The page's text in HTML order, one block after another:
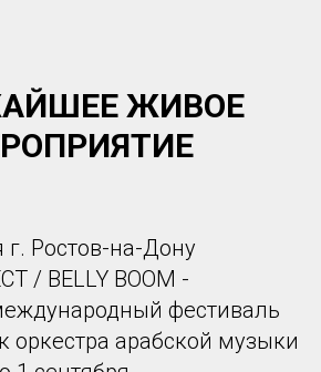
ЖИВОЕ
г. Ростов-на-Дону
/ BELLY BOOM -
фестиваль
оркестра арабской музыки